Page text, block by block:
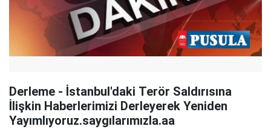
Derleme - İstanbul'daki Terör Saldırısına
İlişkin Haberlerimizi Derleyerek Yeniden
Yayımlıyoruz.saygılarımızla.aa